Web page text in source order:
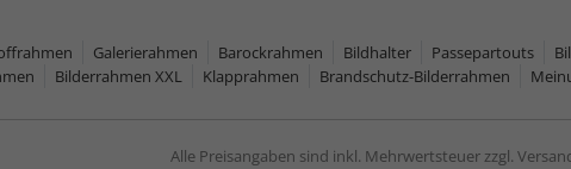
Galerierahmen Barockrahmen Bildhalter Passepartouts
Bilderrahmen XXL Klapprahmen Brandschutz-Bilderrahmen
Alle Preisangaben sind inkl. Mehrwertsteuer zzgl.